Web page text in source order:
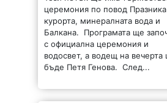
церемония по повод Празника
курорта, минералната вода и
Балкана. Програмата ще
с официална церемония и
водосвет, а водещ на вечерта
бъде Петя Генова. След...